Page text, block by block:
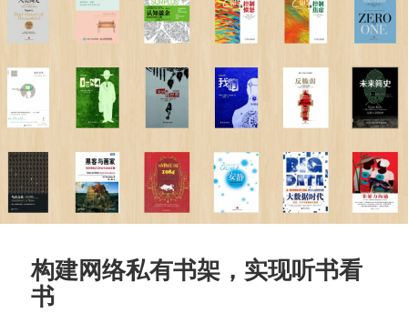
构建网络私有书架，实现听书看
书